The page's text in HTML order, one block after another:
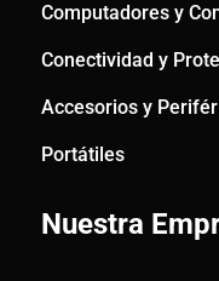
Computadores y
Conectividad y
Accesorios y
Portátiles
Nuestra